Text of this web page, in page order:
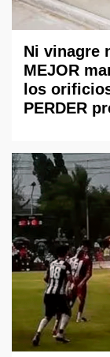
Ni vinagre
MEJOR
los
PERDER